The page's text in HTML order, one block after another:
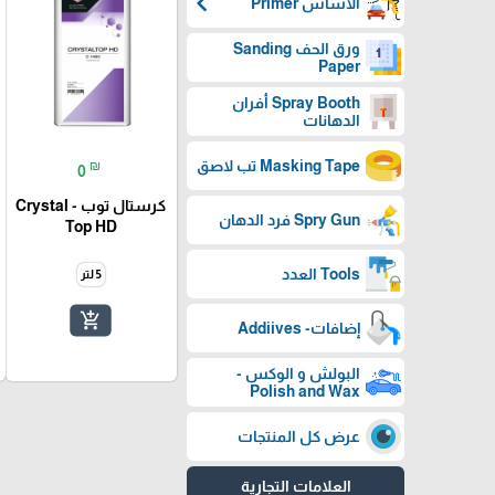
ورق الحف Sanding
Paper
Spray Booth أفران
الدهانات
Masking Tape تب لاصق
Spry Gun فرد الدهان
Tools العدد
إضافات- Addiives
البولش و الوكس -
Polish and Wax
عرض كل المنتجات
العلامات التجارية
0 ₪
كرستال توب - Crystal
Top HD
5 لتر
add_shopping_cart